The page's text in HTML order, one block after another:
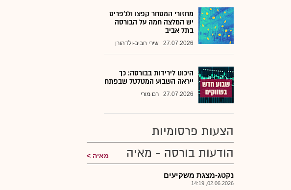
מחזורי המסחר קפצו ולג'פריס
יש המלצה חמה על הבורסה
בתל אביב
27.07.2026 שירי חביב-ולדהורן
היכונו לירידות בבורסה: כך
ייראה השבוע המטלטל שבפתח
27.07.2026 רם מורי
הצעות פרסומיות
הודעות בורסה - מאיה
מאיה
נקטג-מצגת משקיעים
02.06.2026, 14:19